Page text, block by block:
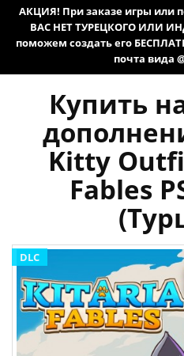
АКЦИЯ! При заказе игры или
ВАС НЕТ ТУРЕЦКОГО ИЛИ
поможем создать его
почта вида
Купить
Kitty
Fables
DLC